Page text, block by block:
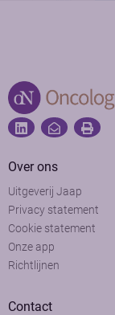
Over ons
Uitgeverij Jaap
Privacy statement
Cookie statement
Onze app
Richtlijnen
Contact